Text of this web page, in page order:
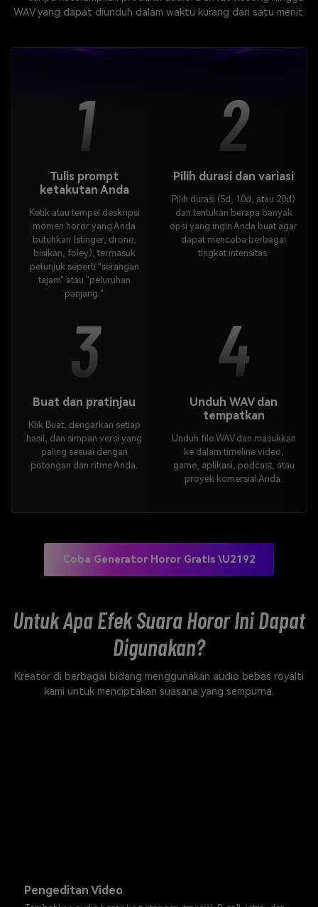
WAV yang dapat diunduh dalam waktu kurang dari satu menit.
1
Tulis prompt
ketakutan Anda
Ketik atau tempel deskripsi
momen horor yang Anda
butuhkan (stinger, drone,
bisikan, foley), termasuk
petunjuk seperti "serangan
tajam" atau "peluruhan
panjang."
2
Pilih durasi dan variasi
Pilih durasi (5d, 10d, atau 20d)
dan tentukan berapa banyak
opsi yang ingin Anda buat agar
dapat mencoba berbagai
tingkat intensitas.
3
Buat dan pratinjau
Klik Buat, dengarkan setiap
hasil, dan simpan versi yang
paling sesuai dengan
potongan dan ritme Anda.
4
Unduh WAV dan
tempatkan
Unduh file WAV dan masukkan
ke dalam timeline video,
game, aplikasi, podcast, atau
proyek komersial Anda.
Coba Generator Horor Gratis \u2192
Untuk Apa Efek Suara Horor Ini Dapat
Digunakan?
Kreator di berbagai bidang menggunakan audio bebas royalti
kami untuk menciptakan suasana yang sempurna.
Pengeditan Video